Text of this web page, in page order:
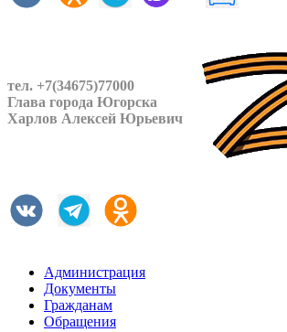
тел. +7(34675)77000
Глава города Югорска
Харлов Алексей Юрьевич
Администрация
Документы
Гражданам
Обращения